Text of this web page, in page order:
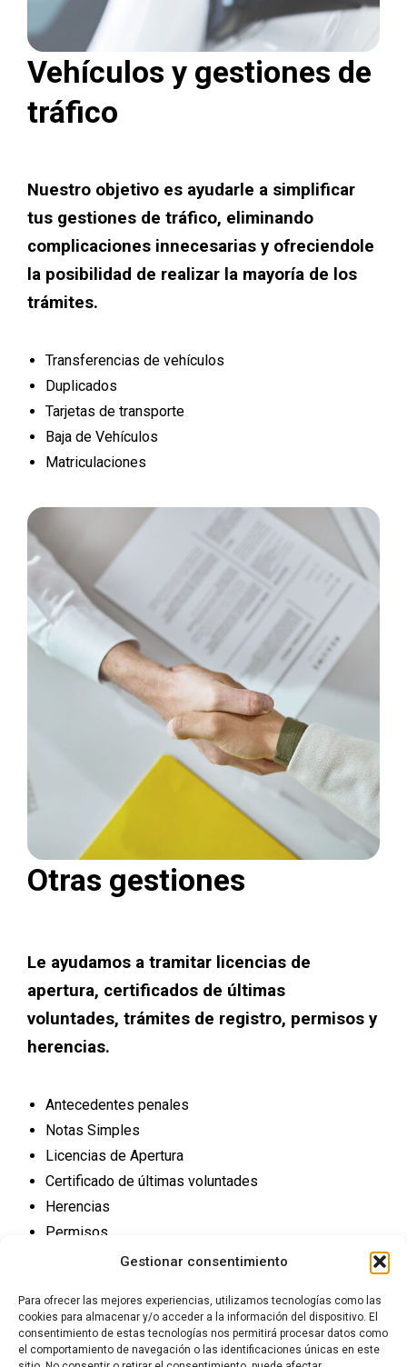
Gestionar consentimiento
Para ofrecer las mejores experiencias, utilizamos tecnologías como las
cookies para almacenar y/o acceder a la información del dispositivo. El
consentimiento de estas tecnologías nos permitirá procesar datos como
el comportamiento de navegación o las identificaciones únicas en este
Vehículos y gestiones de
tráfico
Nuestro objetivo es ayudarle a simplificar
tus gestiones de tráfico, eliminando
complicaciones innecesarias y ofreciendole
la posibilidad de realizar la mayoría de los
trámites.
Transferencias de vehículos
Duplicados
Tarjetas de transporte
Baja de Vehículos
Matriculaciones
Otras gestiones
Le ayudamos a tramitar licencias de
apertura, certificados de últimas
voluntades, trámites de registro, permisos y
herencias.
Antecedentes penales
Notas Simples
Licencias de Apertura
Certificado de últimas voluntades
Herencias
Permisos
Trámites Registro